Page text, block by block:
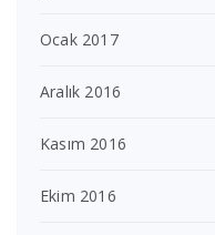
Ocak 2017
Aralık 2016
Kasım 2016
Ekim 2016